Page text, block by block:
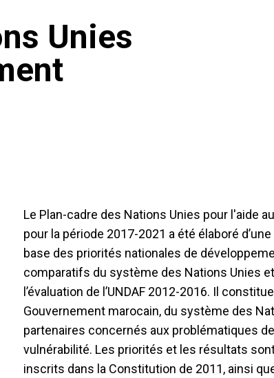
Unies
Le Plan-cadre des Nations Unies pour l'aide
pour la période 2017-2021 a été élaboré
base des priorités nationales de
comparatifs du système des Nations Unies
l’évaluation de l’UNDAF 2012-2016. Il
Gouvernement marocain, du système des
partenaires concernés aux problématiques de
vulnérabilité. Les priorités et les résultats
inscrits dans la Constitution de 2011, ainsi